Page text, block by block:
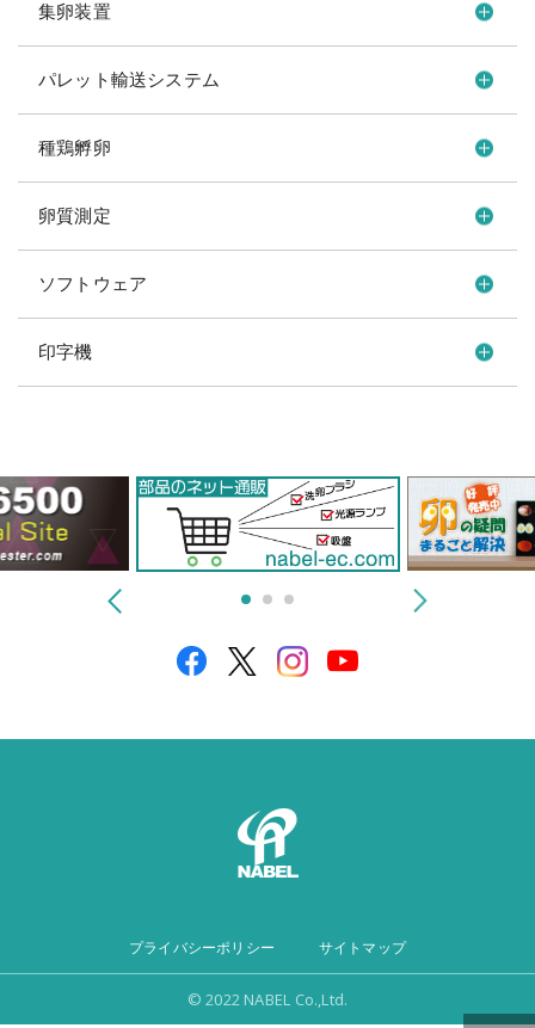
集卵装置
パレット輸送システム
種鶏孵卵
卵質測定
ソフトウェア
印字機
プライバシーポリシー サイトマップ
© 2022 NABEL Co.,Ltd.